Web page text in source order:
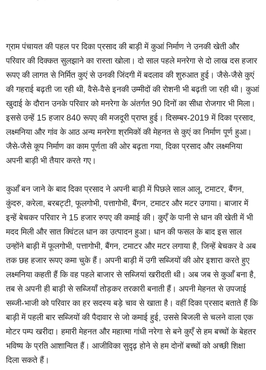
ग्राम पंचायत की पहल पर दिका प्रसाद की बाड़ी में कुआं निर्माण ने उनकी खेती और
परिवार की दिक्कत सुलझाने का रास्ता खोला। दो साल पहले मनरेगा से दो लाख दस हजार
रूपए की लागत से निर्मित कुएं से उनकी जिंदगी में बदलाव की शुरुआत हुई। जैसे-जैसे कुएं
की गहराई बढ़ती जा रही थी, वैसे-वैसे इनकी उम्मीदों की रोशनी भी बढ़ती जा रही थी। कुआं
खुदाई के दौरान उनके परिवार को मनरेगा के अंतर्गत 90 दिनों का सीधा रोजगार भी मिला।
इससे उन्हें 15 हजार 840 रूपए की मजदूरी प्राप्त हुई। दिसम्बर-2019 में दिका प्रसाद,
लक्ष्मनिया और गांव के आठ अन्य मनरेगा श्रमिकों की मेहनत से कुएं का निर्माण पूर्ण हुआ।
जैसे-जैसे कूप निर्माण का काम पूर्णता की ओर बढ़ता गया, दिका प्रसाद और लक्ष्मनिया
अपनी बाड़ी भी तैयार करते गए।
कुआँ बन जाने के बाद दिका प्रसाद ने अपनी बाड़ी में पिछले साल आलू, टमाटर, बैंगन,
कुंदरु, करेला, बरबट्टी, फूलगोभी, पत्तागोभी, बैंगन, टमाटर और मटर उगाया। बाजार में
इन्हें बेचकर परिवार ने 15 हजार रुपए की कमाई की। कुएँ के पानी से धान की खेती में भी
मदद मिली और सात क्विंटल धान का उत्पादन हुआ। धान की फसल के बाद इस साल
उन्होंने बाड़ी में फूलगोभी, पत्तागोभी, बैंगन, टमाटर और मटर लगाया है, जिन्हें बेचकर वे अब
तक छह हजार रूपए कमा चुके हैं। अपनी बाड़ी में उगी सब्जियों की ओर इशारा करते हुए
लक्ष्मनिया कहती हैं कि वह पहले बाजार से सब्जियां खरीदती थी। अब जब से कुआँ बना है,
तब से अपनी ही बाड़ी से सब्जियाँ तोड़कर तरकारी बनाती हैं। अपनी मेहनत से उपजाई
सब्जी-भाजी को परिवार का हर सदस्य बड़े चाव से खाता है। वहीं दिका प्रसाद बताते हैं कि
बाड़ी में पहली बार सब्जियों की पैदावार से जो कमाई हुई, उससे बिजली से चलने वाला एक
मोटर पम्प खरीदा। हमारी मेहनत और महात्मा गांधी नरेगा से बने कुएँ से हम बच्चों के बेहतर
भविष्य के प्रति आशान्वित हैं। आजीविका सुदृढ़ होने से हम दोनों बच्चों को अच्छी शिक्षा
दिला सकते हैं।